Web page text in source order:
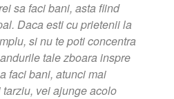
sa faci bani, asta fiind
Daca esti cu prietenii la
si nu te poti concentra
tale zboara inspre
faci bani, atunci mai
vei ajunge acolo